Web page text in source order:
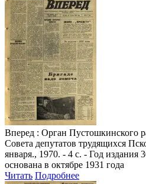
Вперед : Орган Пустошкинского
Совета депутатов трудящихся
января., 1970. - 4 с. - Год издания
основана в октябре 1931 года
Читать Подробнее